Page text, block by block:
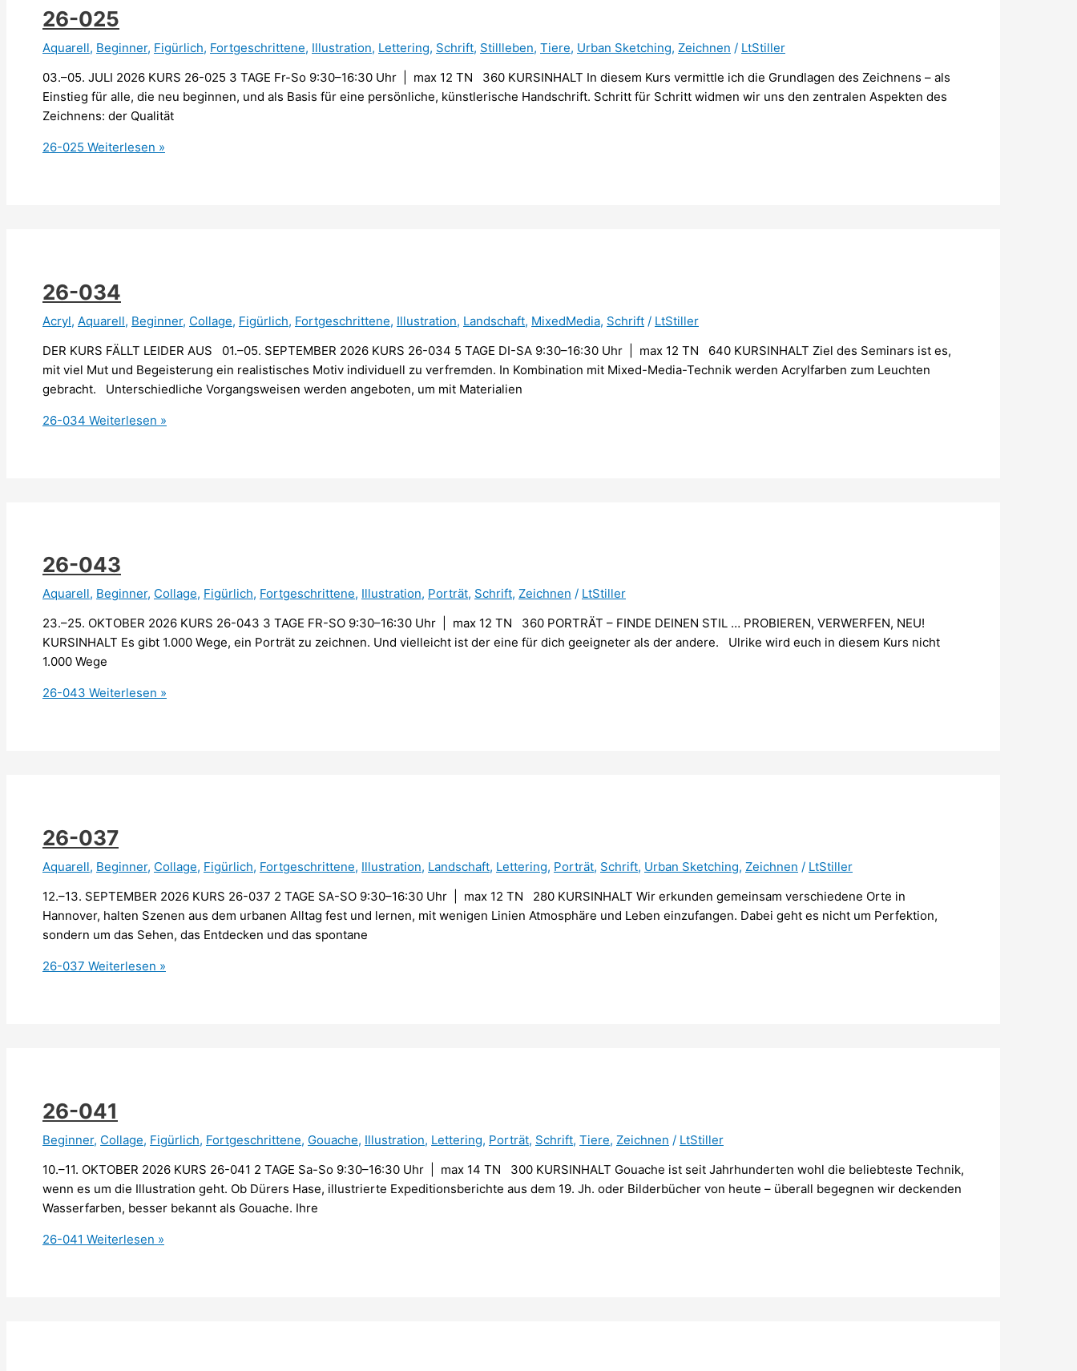
26-025
Aquarell, Beginner, Figürlich, Fortgeschrittene, Illustration, Lettering, Schrift, Stillleben, Tiere, Urban Sketching, Zeichnen / LtStiller
03.–05. JULI 2026 KURS 26-025 3 TAGE Fr-So 9:30–16:30 Uhr | max 12 TN 360 KURSINHALT In diesem Kurs vermittle ich die Grundlagen des Zeichnens – als
Einstieg für alle, die neu beginnen, und als Basis für eine persönliche, künstlerische Handschrift. Schritt für Schritt widmen wir uns den zentralen Aspekten des
Zeichnens: der Qualität
26-025 Weiterlesen »
26-034
Acryl, Aquarell, Beginner, Collage, Figürlich, Fortgeschrittene, Illustration, Landschaft, MixedMedia, Schrift / LtStiller
DER KURS FÄLLT LEIDER AUS 01.–05. SEPTEMBER 2026 KURS 26-034 5 TAGE DI-SA 9:30–16:30 Uhr | max 12 TN 640 KURSINHALT Ziel des Seminars ist es,
mit viel Mut und Begeisterung ein realistisches Motiv individuell zu verfremden. In Kombination mit Mixed-Media-Technik werden Acrylfarben zum Leuchten
gebracht. Unterschiedliche Vorgangsweisen werden angeboten, um mit Materialien
26-034 Weiterlesen »
26-043
Aquarell, Beginner, Collage, Figürlich, Fortgeschrittene, Illustration, Porträt, Schrift, Zeichnen / LtStiller
23.–25. OKTOBER 2026 KURS 26-043 3 TAGE FR-SO 9:30–16:30 Uhr | max 12 TN 360 PORTRÄT – FINDE DEINEN STIL … PROBIEREN, VERWERFEN, NEU!
KURSINHALT Es gibt 1.000 Wege, ein Porträt zu zeichnen. Und vielleicht ist der eine für dich geeigneter als der andere. Ulrike wird euch in diesem Kurs nicht
1.000 Wege
26-043 Weiterlesen »
26-037
Aquarell, Beginner, Collage, Figürlich, Fortgeschrittene, Illustration, Landschaft, Lettering, Porträt, Schrift, Urban Sketching, Zeichnen / LtStiller
12.–13. SEPTEMBER 2026 KURS 26-037 2 TAGE SA-SO 9:30–16:30 Uhr | max 12 TN 280 KURSINHALT Wir erkunden gemeinsam verschiedene Orte in
Hannover, halten Szenen aus dem urbanen Alltag fest und lernen, mit wenigen Linien Atmosphäre und Leben einzufangen. Dabei geht es nicht um Perfektion,
sondern um das Sehen, das Entdecken und das spontane
26-037 Weiterlesen »
26-041
Beginner, Collage, Figürlich, Fortgeschrittene, Gouache, Illustration, Lettering, Porträt, Schrift, Tiere, Zeichnen / LtStiller
10.–11. OKTOBER 2026 KURS 26-041 2 TAGE Sa-So 9:30–16:30 Uhr | max 14 TN 300 KURSINHALT Gouache ist seit Jahrhunderten wohl die beliebteste Technik,
wenn es um die Illustration geht. Ob Dürers Hase, illustrierte Expeditionsberichte aus dem 19. Jh. oder Bilderbücher von heute – überall begegnen wir deckenden
Wasserfarben, besser bekannt als Gouache. Ihre
26-041 Weiterlesen »